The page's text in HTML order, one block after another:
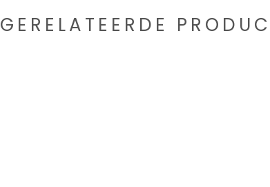
GERELATEERDE